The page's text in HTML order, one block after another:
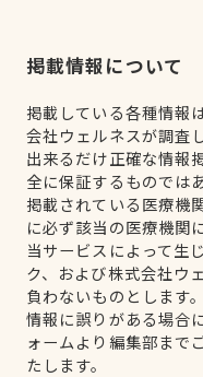
掲載情報について
掲載している各種情報
会社ウェルネスが調査
出来るだけ正確な情報
全に保証するものでは
掲載されている医療機
に必ず該当の医療機関
当サービスによって生
ク、および株式会社ウ
負わないものとします。
情報に誤りがある場合
ォームより編集部まで
たします。